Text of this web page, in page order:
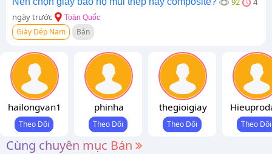
ngày trước
Toàn Quốc
Giày Dép Nam Bán
hailongvan1 phinha thegioigiay
Cùng chuyên mục Bán